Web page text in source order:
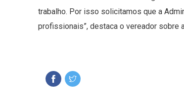
trabalho. Por isso solicitamos que a
profissionais”, destaca o vereador sobre